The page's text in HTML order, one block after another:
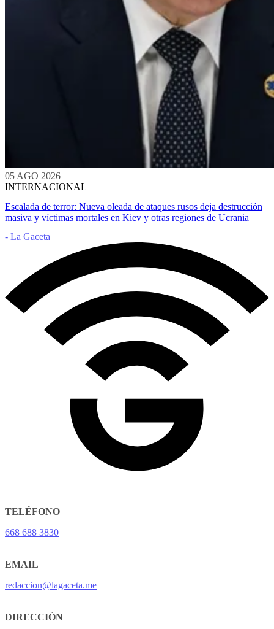
05 AGO 2026
INTERNACIONAL
Escalada de terror: Nueva oleada de ataques rusos deja destrucción
masiva y víctimas mortales en Kiev y otras regiones de Ucrania
- La Gaceta
TELÉFONO
668 688 3830
EMAIL
redaccion@lagaceta.me
DIRECCIÓN